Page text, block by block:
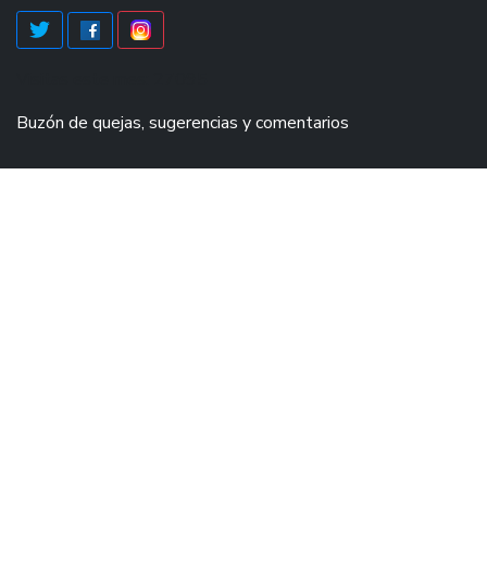
Buzón de quejas, sugerencias y comentarios